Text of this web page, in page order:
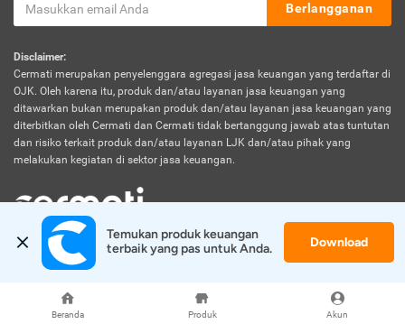
Beranda Produk Akun
Berlangganan
Disclaimer:
Cermati merupakan penyelenggara agregasi jasa keuangan yang terdaftar di
OJK. Oleh karena itu, produk dan/atau layanan jasa keuangan yang
ditawarkan bukan merupakan produk dan/atau layanan jasa keuangan yang
diterbitkan oleh Cermati dan Cermati tidak bertanggung jawab atas tuntutan
dan risiko terkait produk dan/atau layanan LJK dan/atau pihak yang
melakukan kegiatan di sektor jasa keuangan.
© 2026 Cermati. All Rights Reserved.
Temukan produk keuangan
terbaik yang pas untuk Anda.
Download